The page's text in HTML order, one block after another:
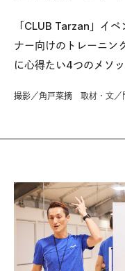
「CLUB Tarzan」イ
ナー向けのトレーニン
に心得たい4つのメソ
撮影／角戸菜摘 取材・文／